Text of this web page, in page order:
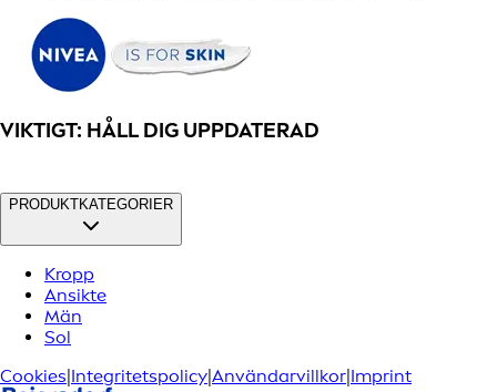
VIKTIGT: HÅLL DIG UPPDATERAD
PRODUKTKATEGORIER
Kropp
Ansikte
Män
Sol
Cookies|Integritetspolicy|Användarvillkor|Imprint